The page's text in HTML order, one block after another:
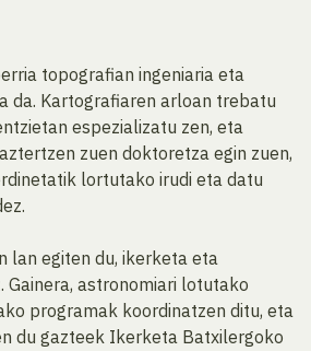
topografian ingeniaria eta
da. Kartografiaren arloan trebatu
espezializatu zen, eta
zuen doktoretza egin zuen,
lortutako irudi eta datu
lan egiten du, ikerketa eta
Gainera, astronomiari lotutako
programak koordinatzen ditu, eta
du gazteek Ikerketa Batxilergoko